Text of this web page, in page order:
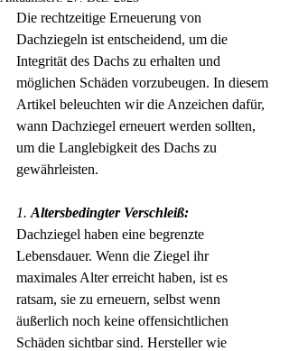
Die rechtzeitige Erneuerung von
Dachziegeln ist entscheidend, um die
Integrität des Dachs zu erhalten und
möglichen Schäden vorzubeugen. In diesem
Artikel beleuchten wir die Anzeichen dafür,
wann Dachziegel erneuert werden sollten,
um die Langlebigkeit des Dachs zu
gewährleisten.
1. Altersbedingter Verschleiß:
Dachziegel haben eine begrenzte
Lebensdauer. Wenn die Ziegel ihr
maximales Alter erreicht haben, ist es
ratsam, sie zu erneuern, selbst wenn
äußerlich noch keine offensichtlichen
Schäden sichtbar sind. Hersteller wie